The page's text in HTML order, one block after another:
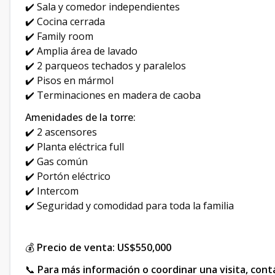
✔️ Sala y comedor independientes
✔️ Cocina cerrada
✔️ Family room
✔️ Amplia área de lavado
✔️ 2 parqueos techados y paralelos
✔️ Pisos en mármol
✔️ Terminaciones en madera de caoba
Amenidades de la torre:
✔️ 2 ascensores
✔️ Planta eléctrica full
✔️ Gas común
✔️ Portón eléctrico
✔️ Intercom
✔️ Seguridad y comodidad para toda la familia
💰 Precio de venta: US$550,000
📞 Para más información o coordinar una visita,